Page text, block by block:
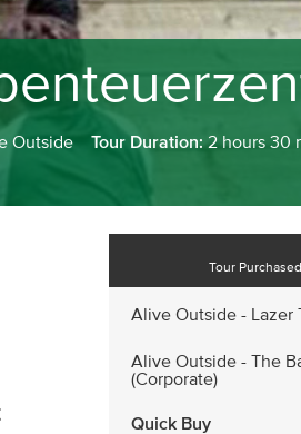
Outside Tour Duration:2 hours 30
Tour
Alive Outside - Lazer
Alive Outside - The
(Corporate)
Quick Buy